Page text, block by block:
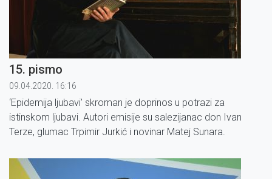
15. pismo
09.04.2020. 16:16
‘Epidemija ljubavi’ skroman je doprinos u potrazi za
istinskom ljubavi. Autori emisije su salezijanac don Ivan
Terze, glumac Trpimir Jurkić i novinar Matej Sunara.